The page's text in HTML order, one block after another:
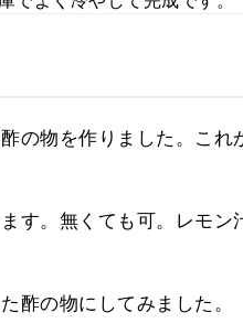
の物を作りました。これ
す。無くても可。レモン
酢の物にしてみました。